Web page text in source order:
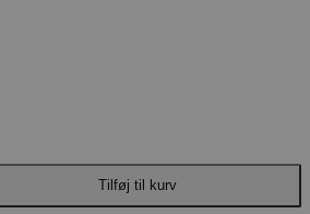
Tilføj til kurv